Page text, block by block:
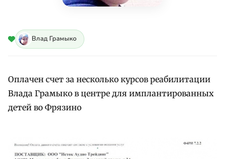
Влад Грамыко
Оплачен счет за несколько курсов реабилитации
Влада Грамыко в центре для имплантированных
детей во Фрязино